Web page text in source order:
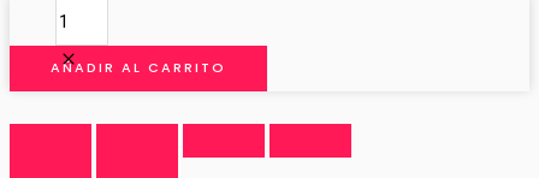
MANILA
MEDIANO
cantidad
AÑADIR AL CARRITO